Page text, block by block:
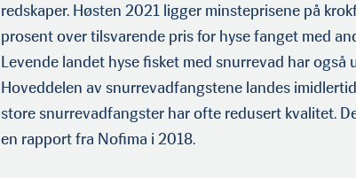
redskaper. Høsten 2021 ligger minste­prisene på
prosent over tilsvarende pris for hyse fanget med
Levende landet hyse fisket med snurrevad har også
Hoveddelen av snurrevad­fangstene landes
store snurrevadfang­ster har ofte redusert kvalitet.
en rap­port fra Nofima i 2018.